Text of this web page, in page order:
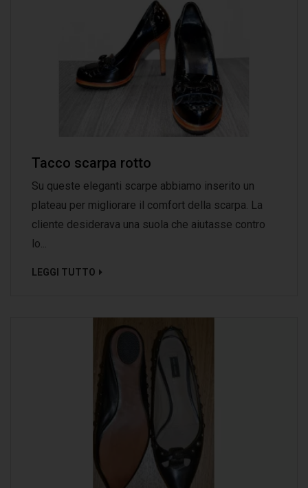
Tacco scarpa rotto
Su queste eleganti scarpe abbiamo inserito un
plateau per migliorare il comfort della scarpa. La
cliente desiderava una suola che aiutasse contro
lo...
LEGGI TUTTO